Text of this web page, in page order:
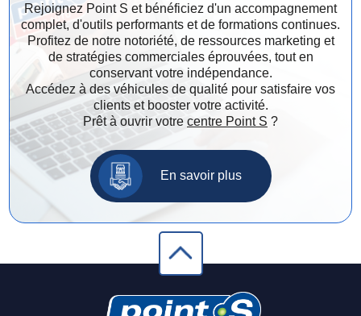
Rejoignez Point S et bénéficiez d'un accompagnement
complet, d'outils performants et de formations continues.
Profitez de notre notoriété, de ressources marketing et
de stratégies commerciales éprouvées, tout en
conservant votre indépendance.
Accédez à des véhicules de qualité pour satisfaire vos
clients et booster votre activité.
Prêt à ouvrir votre centre Point S ?
En savoir plus